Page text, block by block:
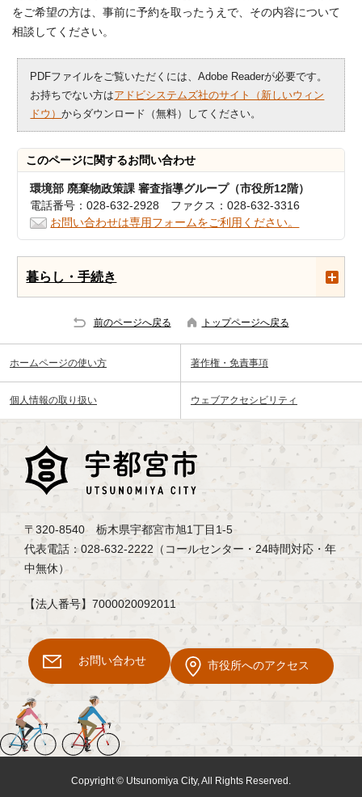
をご希望の方は、事前に予約を取ったうえで、その内容について
相談してください。
PDFファイルをご覧いただくには、Adobe Readerが必要です。
お持ちでない方はアドビシステムズ社のサイト（新しいウィン
ドウ）からダウンロード（無料）してください。
このページに関するお問い合わせ
環境部 廃棄物政策課 審査指導グループ（市役所12階）
電話番号：028-632-2928 ファクス：028-632-3316
お問い合わせは専用フォームをご利用ください。
暮らし・手続き
前のページへ戻る トップページへ戻る
ホームページの使い方 著作権・免責事項
個人情報の取り扱い ウェブアクセシビリティ
〒320-8540 栃木県宇都宮市旭1丁目1-5
代表電話：028-632-2222（コールセンター・24時間対応・年
中無休）
【法人番号】7000020092011
お問い合わせ 市役所へのアクセス
Copyright © Utsunomiya City, All Rights Reserved.